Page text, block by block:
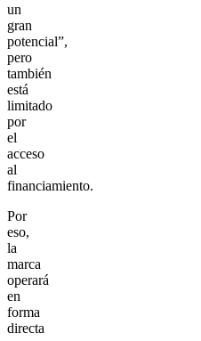
un
gran
potencial”,
pero
también
está
limitado
por
el
acceso
al
financiamiento.
Por
eso,
la
marca
operará
en
forma
directa